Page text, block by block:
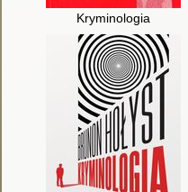
Kryminologia